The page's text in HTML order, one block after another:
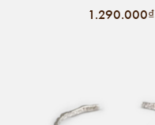
1.290.000₫